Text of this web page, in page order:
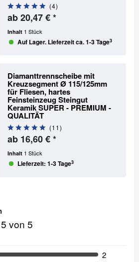
(4)
ab 20,47 € *
Inhalt 1 Stück
Auf Lager. Lieferzeit ca. 1-3 Tage3
Diamanttrennscheibe mit
Kreuzsegment Ø 115/125mm
für Fliesen, hartes
Feinsteinzeug Steingut
KeramikSUPER - PREMIUM -
QUALITÄT
(11)
ab 16,60 € *
Inhalt 1 Stück
Lieferzeit: 1-3 Tage3
von 5
2